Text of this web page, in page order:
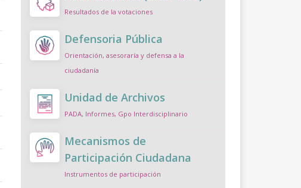
Resultados de la votaciones
Defensoria Pública
Orientación, asesoraría y defensa a la
ciudadanía
Unidad de Archivos
PADA, Informes, Gpo Interdisciplinario
Mecanismos de
Participación Ciudadana
Instrumentos de participación